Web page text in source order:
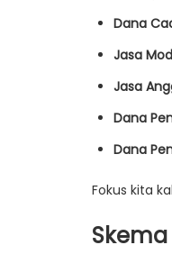
Dana
Jasa
Jasa
Dana
Dana
Fokus kita